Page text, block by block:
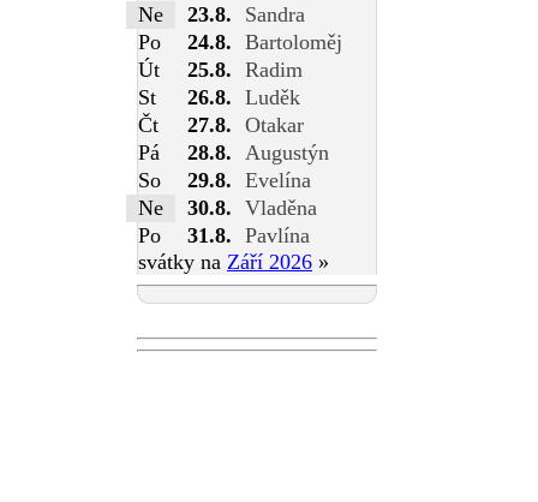
Ne
23.8.
Sandra
Po
24.8. Bartoloměj
Út
25.8. Radim
St
26.8. Luděk
Čt
27.8. Otakar
Pá
28.8.
Augustýn
So
29.8. Evelína
Ne
30.8. Vladěna
Po
31.8. Pavlína
svátky na Září 2026 »